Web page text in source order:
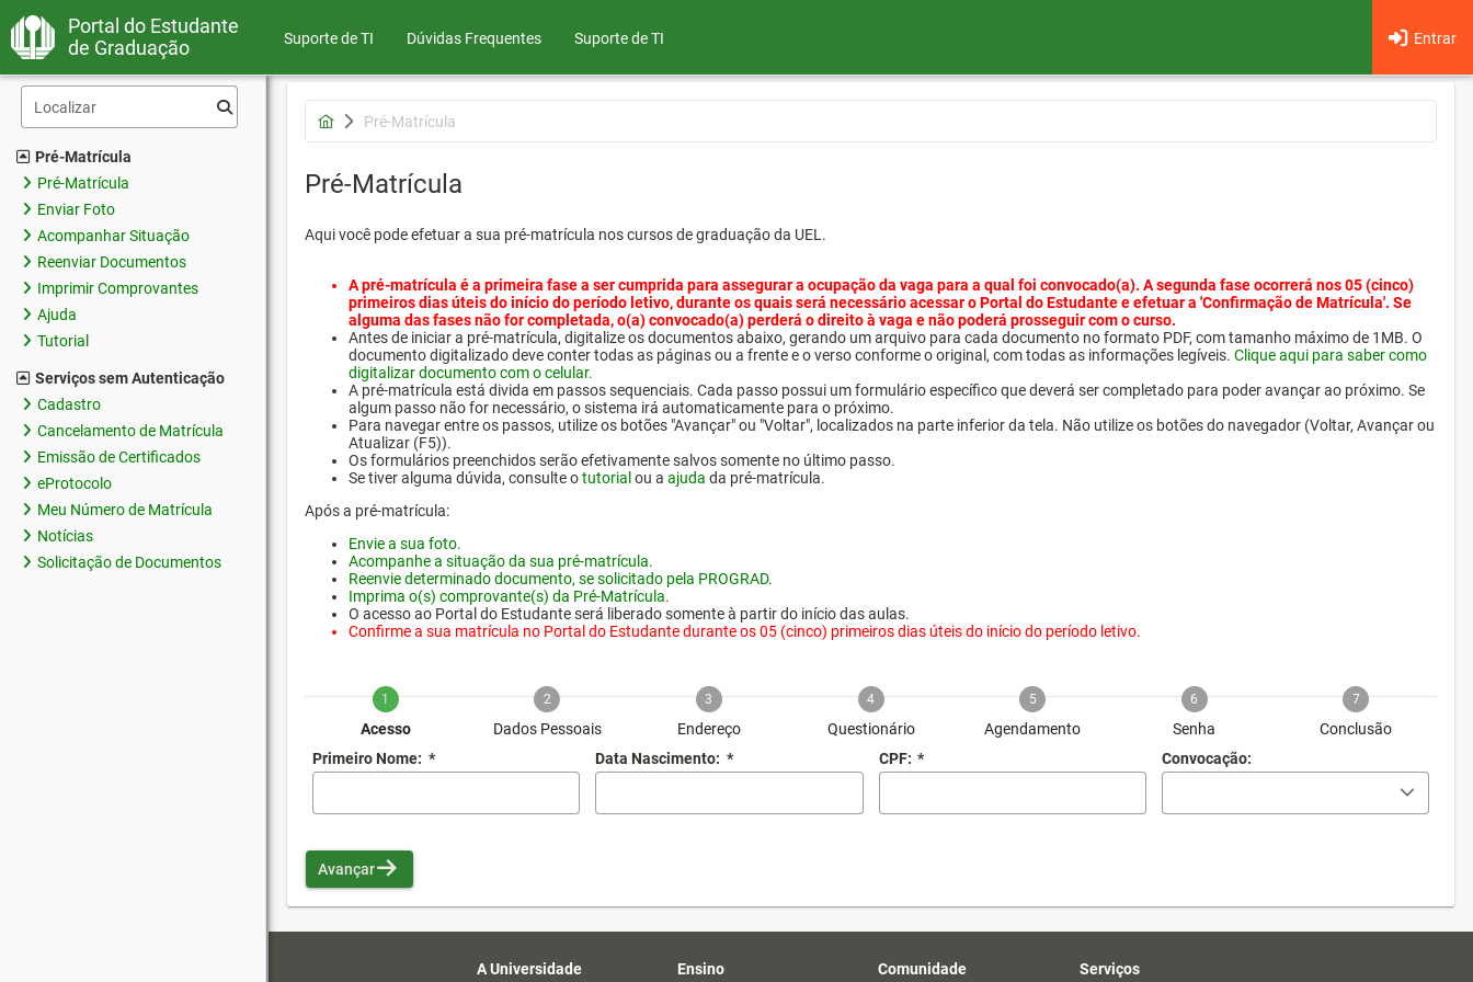
Portal do Estudante
de Graduação
Suporte de TI Dúvidas Frequentes Entrar
Suporte de TI
Pré-Matrícula
Pré-Matrícula
Enviar Foto
Acompanhar Situação
Reenviar Documentos
Imprimir Comprovantes
Ajuda
Tutorial
Serviços sem Autenticação
Cadastro
Cancelamento de Matrícula
Emissão de Certificados
eProtocolo
Meu Número de Matrícula
Notícias
Solicitação de Documentos
Pré-Matrícula
Pré-Matrícula
Aqui você pode efetuar a sua pré-matrícula nos cursos de graduação da UEL.
A pré-matrícula é a primeira fase a ser cumprida para assegurar a ocupação da vaga para a qual foi convocado(a). A segunda fase ocorrerá nos 05 (cinco)
primeiros dias úteis do início do período letivo, durante os quais será necessário acessar o Portal do Estudante e efetuar a 'Confirmação de Matrícula'. Se
alguma das fases não for completada, o(a) convocado(a) perderá o direito à vaga e não poderá prosseguir com o curso.
Antes de iniciar a pré-matrícula, digitalize os documentos abaixo, gerando um arquivo para cada documento no formato PDF, com tamanho máximo de 1MB. O
documento digitalizado deve conter todas as páginas ou a frente e o verso conforme o original, com todas as informações legíveis. Clique aqui para saber como
digitalizar documento com o celular.
A pré-matrícula está divida em passos sequenciais. Cada passo possui um formulário específico que deverá ser completado para poder avançar ao próximo. Se
algum passo não for necessário, o sistema irá automaticamente para o próximo.
Para navegar entre os passos, utilize os botões "Avançar" ou "Voltar", localizados na parte inferior da tela. Não utilize os botões do navegador (Voltar, Avançar ou
Atualizar (F5)).
Os formulários preenchidos serão efetivamente salvos somente no último passo.
Se tiver alguma dúvida, consulte otutorial ou a ajuda da pré-matrícula.
Após a pré-matrícula:
Envie a sua foto.
Acompanhe a situação da sua pré-matrícula.
Reenvie determinado documento, se solicitado pela PROGRAD.
Imprima o(s) comprovante(s) da Pré-Matrícula.
O acesso ao Portal do Estudante será liberado somente à partir do início das aulas.
Confirme a sua matrícula no Portal do Estudante durante os 05 (cinco) primeiros dias úteis do início do período letivo.
1
Acesso
2
Dados Pessoais
3
Endereço
4
Questionário
5
Agendamento
6
Senha
7
Conclusão
Primeiro Nome: * Data Nascimento: * CPF: * Convocação:
Avançar
A Universidade Ensino Comunidade Serviços